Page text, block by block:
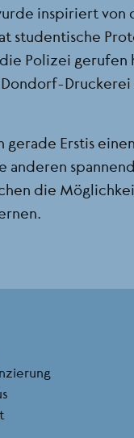
inspiriert von
studentische
Polizei
gerade Erstis
anderen
die